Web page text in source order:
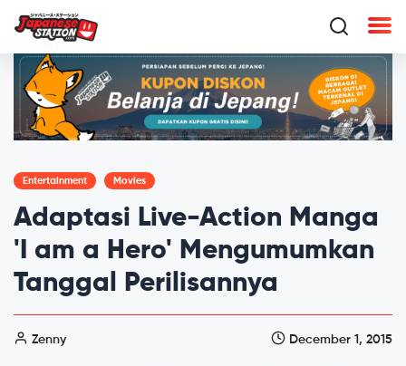
Entertainment Movies
Adaptasi Live-Action Manga
'I am a Hero' Mengumumkan
Tanggal Perilisannya
Zenny December 1, 2015